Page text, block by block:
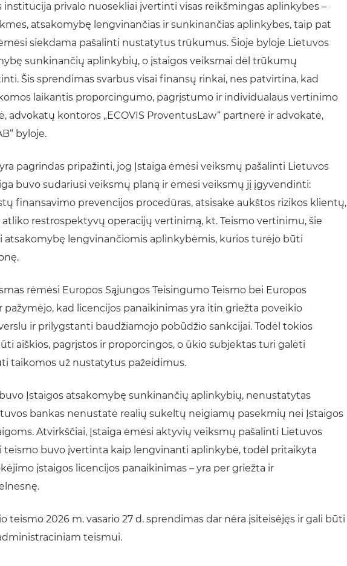
privalo nuosekliai įvertinti visas reikšmingas aplinkybes –
atsakomybę lengvinančias ir sunkinančias aplinkybes, taip pat
siekdama pašalinti nustatytus trūkumus. Šioje byloje Lietuvos
sunkinančių aplinkybių, o įstaigos veiksmai dėl trūkumų
Šis sprendimas svarbus visai finansų rinkai, nes patvirtina, kad
laikantis proporcingumo, pagrįstumo ir individualaus vertinimo
advokatų kontoros „ECOVIS ProventusLaw“ partnerė ir advokatė,
byloje.
pagrindas pripažinti, jog Įstaiga ėmėsi veiksmų pašalinti Lietuvos
buvo sudariusi veiksmų planą ir ėmėsi veiksmų jį įgyvendinti:
finansavimo prevencijos procedūras, atsisakė aukštos rizikos klientų,
restrospektyvų operacijų vertinimą, kt. Teismo vertinimu, šie
atsakomybę lengvinančiomis aplinkybėmis, kurios turėjo būti
rėmėsi Europos Sąjungos Teisingumo Teismo bei Europos
pažymėjo, kad licencijos panaikinimas yra itin griežta poveikio
ir prilygstanti baudžiamojo pobūdžio sankcijai. Todėl tokios
aiškios, pagrįstos ir proporcingos, o ūkio subjektas turi galėti
taikomos už nustatytus pažeidimus.
Įstaigos atsakomybę sunkinančių aplinkybių, nenustatytas
bankas nenustatė realių sukeltų neigiamų pasekmių nei Įstaigos
Atvirkščiai, Įstaiga ėmėsi aktyvių veiksmų pašalinti Lietuvos
buvo įvertinta kaip lengvinanti aplinkybė, todėl pritaikyta
įstaigos licencijos panaikinimas – yra per griežta ir
teismo 2026 m. vasario 27 d. sprendimas dar nėra įsiteisėjęs ir gali būti
teismui.